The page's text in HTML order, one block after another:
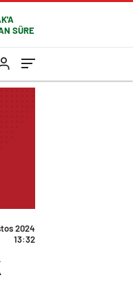
SÜRE
2024
13:32